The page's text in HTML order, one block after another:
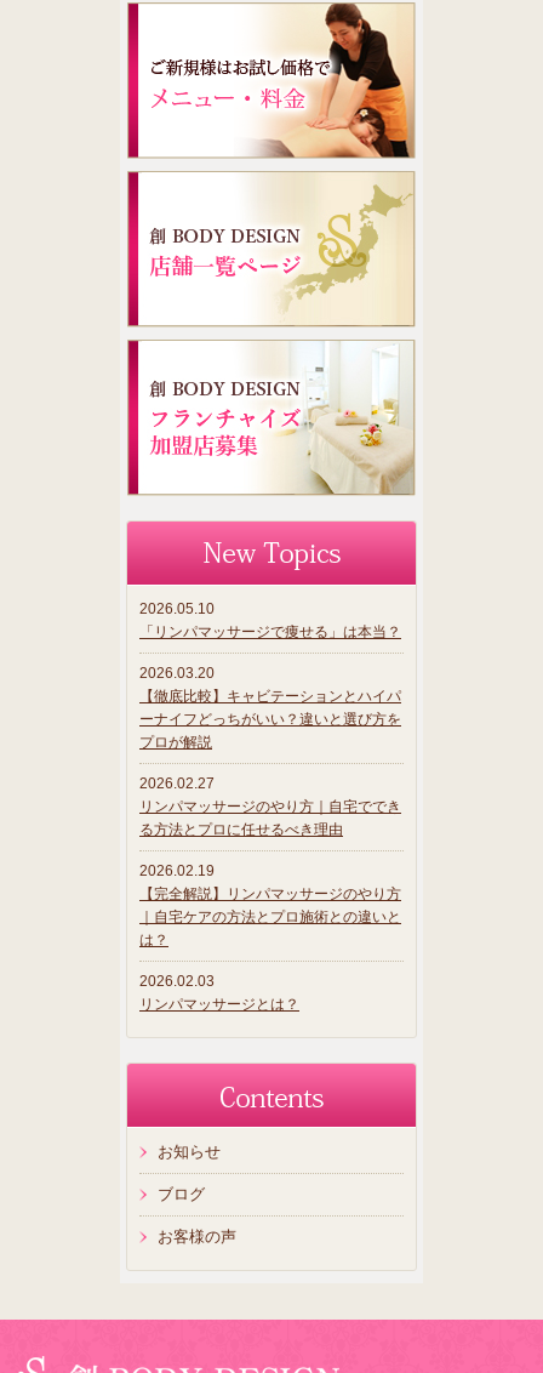
2026.05.10
「リンパマッサージで痩せる」は本当？
2026.03.20
【徹底比較】キャビテーションとハイパ
ーナイフどっちがいい？違いと選び方を
プロが解説
2026.02.27
リンパマッサージのやり方｜自宅ででき
る方法とプロに任せるべき理由
2026.02.19
【完全解説】リンパマッサージのやり方
｜自宅ケアの方法とプロ施術との違いと
は？
2026.02.03
リンパマッサージとは？
お知らせ
ブログ
お客様の声